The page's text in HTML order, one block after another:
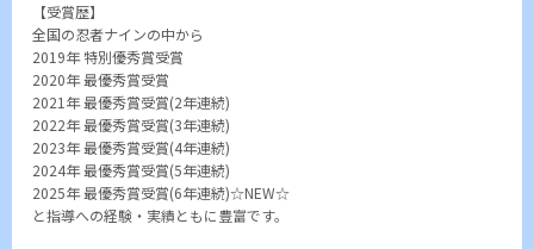
【受賞歴】
全国の忍者ナインの中から
2019年 特別優秀賞受賞
2020年 最優秀賞受賞
2021年 最優秀賞受賞(2年連続)
2022年 最優秀賞受賞(3年連続)
2023年 最優秀賞受賞(4年連続)
2024年 最優秀賞受賞(5年連続)
2025年 最優秀賞受賞(6年連続)☆NEW☆
と指導への経験・実績ともに豊富です。